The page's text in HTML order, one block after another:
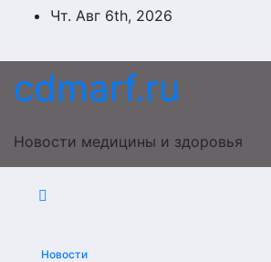
ПерейтиЧт. Авг 6th, 2026
cdmarf.ru
Новости медицины и здоровья
Новости